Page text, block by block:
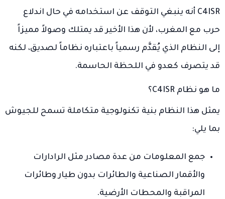
C4ISR أنه ينبغي التوقف عن استخدامه في حال اندلاع
حرب مع المغرب، لأن هذا الأخير قد يمتلك وصولاً مميزاً
إلى النظام الذي يُقدَّم رسمياً باعتباره نظاماً لصديق، لكنه
قد يتصرف كعدو في اللحظة الحاسمة.
ما هو نظام C4ISR؟
يمثل هذا النظام بنية تكنولوجية متكاملة تسمح للجيوش
بما يلي:
جمع المعلومات من عدة مصادر مثل الرادارات
والأقمار الصناعية والطائرات بدون طيار وطائرات
المراقبة والمحطات الأرضية.